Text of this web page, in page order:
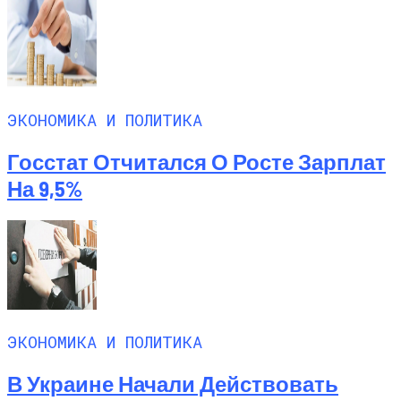
ЭКОНОМИКА И ПОЛИТИКА
Госстат Отчитался О Росте Зарплат
На 9,5%
ЭКОНОМИКА И ПОЛИТИКА
В Украине Начали Действовать